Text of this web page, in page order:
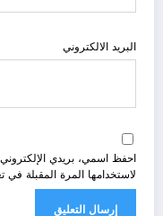
البريد الالكتروني
احفظ اسمي، بريدي
لاستخدامها المرة المقبلة في